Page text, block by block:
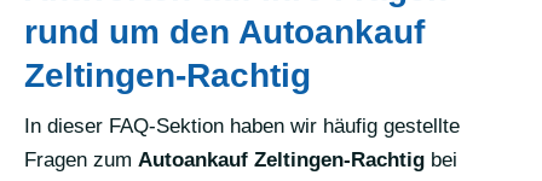
rund um den Autoankauf
Zeltingen-Rachtig
In dieser FAQ-Sektion haben wir häufig gestellte
Fragen zum Autoankauf Zeltingen-Rachtig bei